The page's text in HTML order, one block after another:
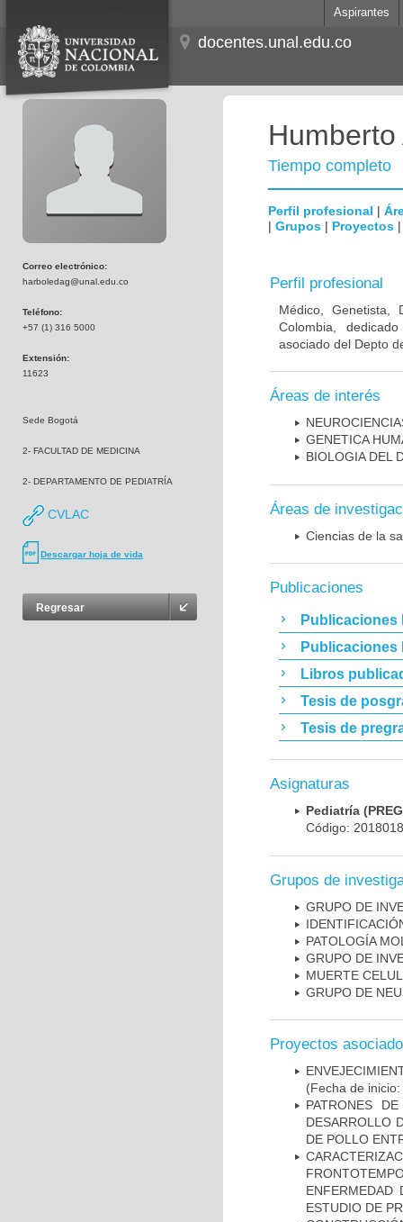
Aspirantes
docentes.unal.edu.co
Correo electrónico:
harboledag@unal.edu.co
Teléfono:
+57 (1) 316 5000
Extensión:
11623
Sede Bogotá
2- FACULTAD DE MEDICINA
2- DEPARTAMENTO DE PEDIATRÍA
CVLAC
Descargar hoja de vida
Regresar
Tiempo completo
Perfil profesional |
| Grupos | Proyectos
Perfil profesional
Médico, Genetista,
Colombia,
asociado del Depto
Áreas de interés
GENETICA
BIOLOGIA DEL
Áreas de
Ciencias de la
Publicaciones
Publicaciones
Publicaciones
Libros
Tesis de
Tesis de
Asignaturas
Pediatría
Código:
Grupos de
GRUPO DE
PATOLOGÍA
GRUPO DE
MUERTE
GRUPO DE
Proyectos
(Fecha de
PATRONES
DESARROLLO
DE POLLO
ENFERMEDAD
ESTUDIO DE